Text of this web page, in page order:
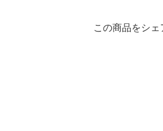
この商品をシェ